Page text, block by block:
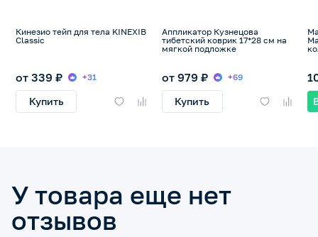
Кинезио тейп для тела KINEXIB
Classic
от 339 ₽ +31
Купить
Аппликатор Кузнецова
тибетский коврик 17*28 см на
мягкой подложке
от 979 ₽ +69
Купить
У товара еще нет
отзывов